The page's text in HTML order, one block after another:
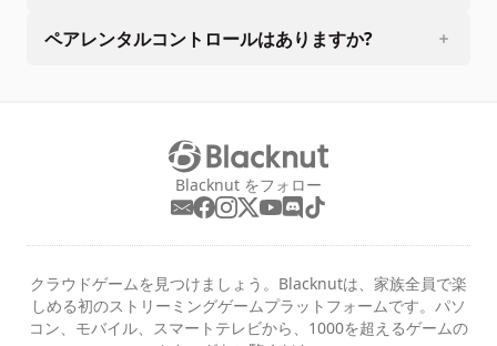
ペアレンタルコントロールはありますか?
Blacknut をフォロー
クラウドゲームを見つけましょう。Blacknutは、家族全員で楽
しめる初のストリーミングゲームプラットフォームです。パソ
コン、モバイル、スマートテレビから、1000を超えるゲームの